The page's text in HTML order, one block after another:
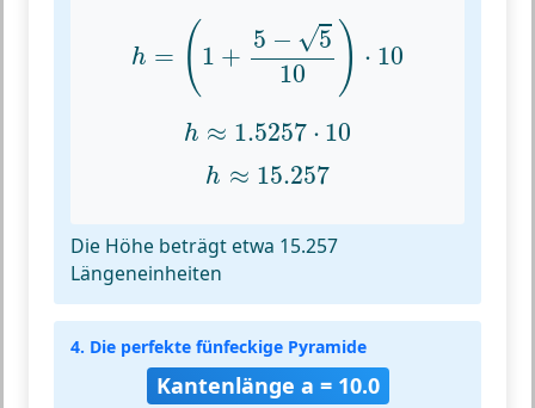
h = ( 1 +
5 − √5
10
) ⋅ 10
= )⋅10
h ≈ 1.5257 ⋅ 10
h≈ 1.5257⋅ 10
h ≈ 15.257
h ≈15.257
Die Höhe beträgt etwa 15.257
Längeneinheiten
4. Die perfekte fünfeckige Pyramide
Kantenlänge a = 10.0